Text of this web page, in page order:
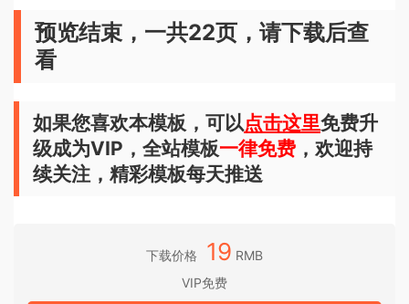
预览结束，一共22页，请下载后查
看
如果您喜欢本模板，可以点击这里免费升
级成为VIP，全站模板一律免费 ，欢迎持
续关注，精彩模板每天推送
下载价格 19 RMB
VIP免费